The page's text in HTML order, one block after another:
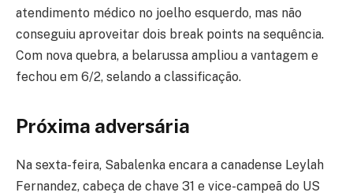
atendimento médico no joelho esquerdo, mas não
conseguiu aproveitar dois break points na sequência.
Com nova quebra, a belarussa ampliou a vantagem e
fechou em 6/2, selando a classificação.
Próxima adversária
Na sexta-feira, Sabalenka encara a canadense Leylah
Fernandez, cabeça de chave 31 e vice-campeã do US